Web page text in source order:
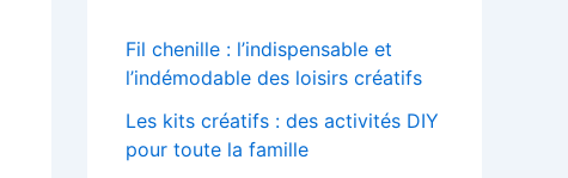
Fil chenille : l’indispensable et
l’indémodable des loisirs créatifs
Les kits créatifs : des activités DIY
pour toute la famille